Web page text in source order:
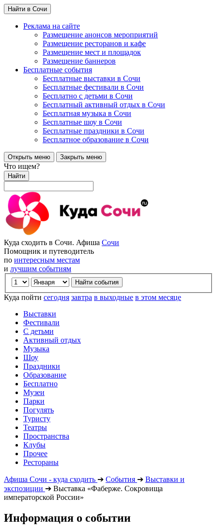
Найти в Сочи
Реклама на сайте
Размещение анонсов мероприятий
Размещение ресторанов и кафе
Размещение мест и площадок
Размещение баннеров
Бесплатные события
Бесплатные выставки в Сочи
Бесплатные фестивали в Сочи
Бесплатно с детьми в Сочи
Бесплатный активный отдых в Сочи
Бесплатная музыка в Сочи
Бесплатные шоу в Сочи
Бесплатные праздники в Сочи
Бесплатное образование в Сочи
Открыть меню Закрыть меню
Что ищем?
Найти
Куда сходить в Сочи. Афиша Сочи
Помощник и путеводитель
по интересным местам
и лучшим событиям
Куда пойти сегодня завтра в выходные в этом месяце
Выставки
Фестивали
С детьми
Активный отдых
Музыка
Шоу
Праздники
Образование
Бесплатно
Музеи
Парки
Погулять
Туристу
Театры
Пространства
Клубы
Прочее
Рестораны
Афиша Сочи - куда сходить ➔ События ➔ Выставки и
экспозиции ➔ Выставка «Фаберже. Сокровища
императорской России»
Информация о событии